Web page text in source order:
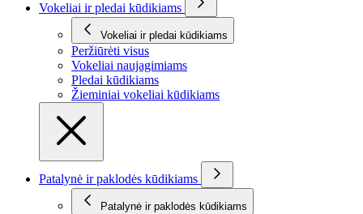
Vokeliai ir pledai kūdikiams
Vokeliai ir pledai kūdikiams
Peržiūrėti visus
Vokeliai naujagimiams
Pledai kūdikiams
Žieminiai vokeliai kūdikiams
Patalynė ir paklodės kūdikiams
Patalynė ir paklodės kūdikiams